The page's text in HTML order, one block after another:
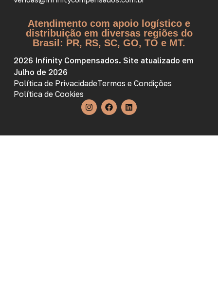
Atendimento com apoio logístico e
distribuição em diversas regiões do
Brasil: PR, RS, SC, GO, TO e MT.
2026 Infinity Compensados. Site atualizado em
Julho de 2026
Política de PrivacidadeTermos e Condições
Política de Cookies